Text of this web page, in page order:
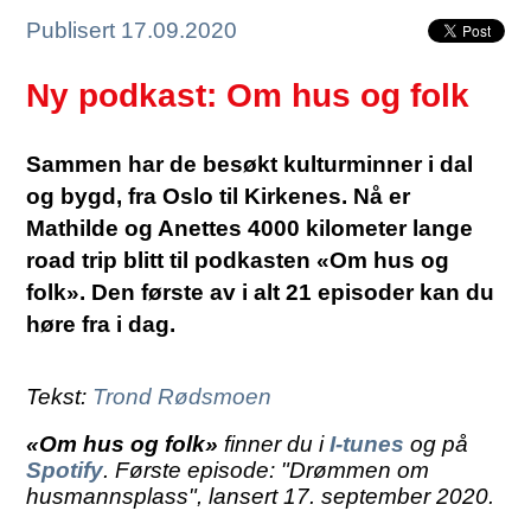
Publisert 17.09.2020
Ny podkast: Om hus og folk
Sammen har de besøkt kulturminner i dal
og bygd, fra Oslo til Kirkenes. Nå er
Mathilde og Anettes 4000 kilometer lange
road trip blitt til podkasten «Om hus og
folk». Den første av i alt 21 episoder kan du
høre fra i dag.
Tekst: Trond Rødsmoen
«Om hus og folk» finner du iI-tunes og på
Spotify. Første episode: "Drømmen om
husmannsplass", lansert 17. september 2020.